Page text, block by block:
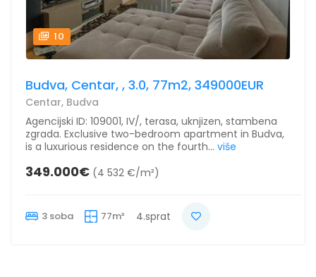
10
Budva, Centar, , 3.0, 77m2, 349000EUR
Centar, Budva
Agencijski ID: 109001, IV/, terasa, uknjizen, stambena
zgrada. Exclusive two-bedroom apartment in Budva,
is a luxurious residence on the fourth... više
349.000€ (4 532 €/m²)
3 soba 77m² 4.sprat